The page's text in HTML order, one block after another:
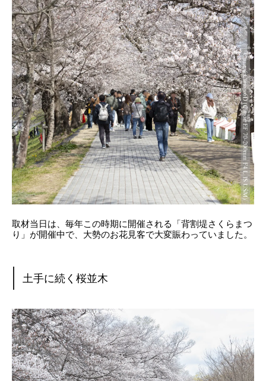
取材当日は、毎年この時期に開催される「背割堤さくらまつ
り」が開催中で、大勢のお花見客で大変賑わっていました。
土手に続く桜並木